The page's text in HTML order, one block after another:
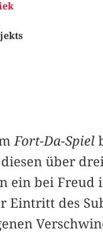
Fort-Da-Spiel
über
ein bei Freud
Eintritt des